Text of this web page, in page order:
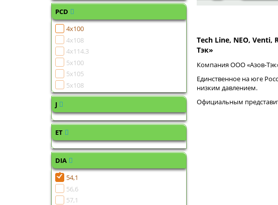
PCD
4x100
4x108
4x114.3
5x100
5x105
5x108
J
ET
DIA
54,1
56,6
57,1
Tech Line, NEO,
Тэк»
Компания ООО «Азов-
Единственное на юге
низким давлением.
Официальным